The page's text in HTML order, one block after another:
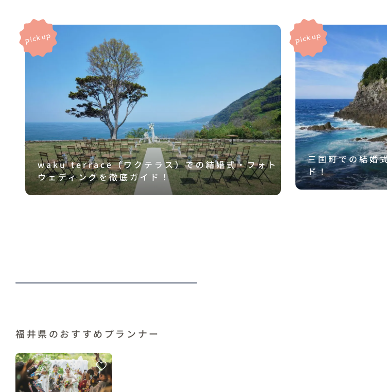
waku terrace（ワクテラス）での結婚式・フォト
ウェディングを徹底ガイド！
三国町での結婚
ド！
福井県のおすすめプランナー